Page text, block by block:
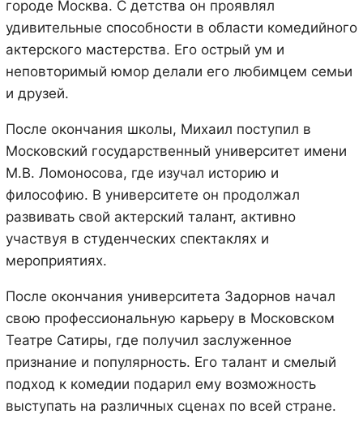
городе Москва. С детства он проявлял
удивительные способности в области комедийного
актерского мастерства. Его острый ум и
неповторимый юмор делали его любимцем семьи
и друзей.
После окончания школы, Михаил поступил в
Московский государственный университет имени
М.В. Ломоносова, где изучал историю и
философию. В университете он продолжал
развивать свой актерский талант, активно
участвуя в студенческих спектаклях и
мероприятиях.
После окончания университета Задорнов начал
свою профессиональную карьеру в Московском
Театре Сатиры, где получил заслуженное
признание и популярность. Его талант и смелый
подход к комедии подарил ему возможность
выступать на различных сценах по всей стране.